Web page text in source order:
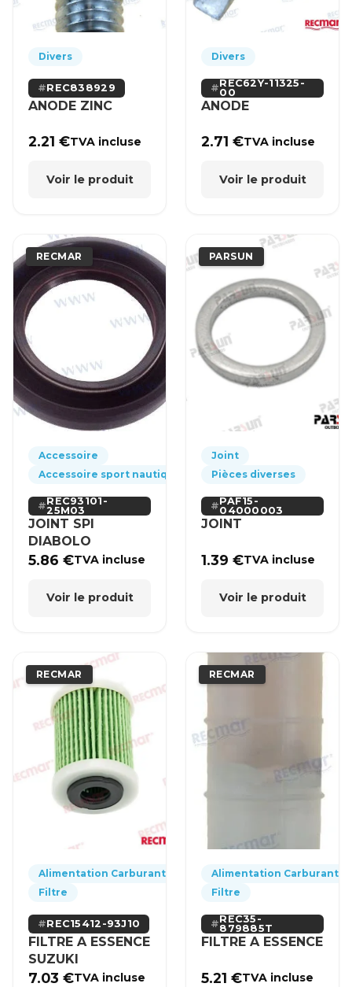
Divers
REC838929
ANODE ZINC
2.21€TVA incluse
Voir le produit
Divers
REC62Y-11325-
00
ANODE
2.71€TVA incluse
Voir le produit
RECMAR
Accessoire
Accessoire sport nautique
REC93101-
25M03
JOINT SPI
DIABOLO
5.86€TVA incluse
Voir le produit
PARSUN
Joint
Pièces diverses
PAF15-
04000003
JOINT
1.39€TVA incluse
Voir le produit
RECMAR
Alimentation Carburant
Filtre
REC15412-93J10
FILTRE A ESSENCE
SUZUKI
7.03€TVA incluse
RECMAR
Alimentation Carburant
Filtre
REC35-
879885T
FILTRE A ESSENCE
5.21€TVA incluse